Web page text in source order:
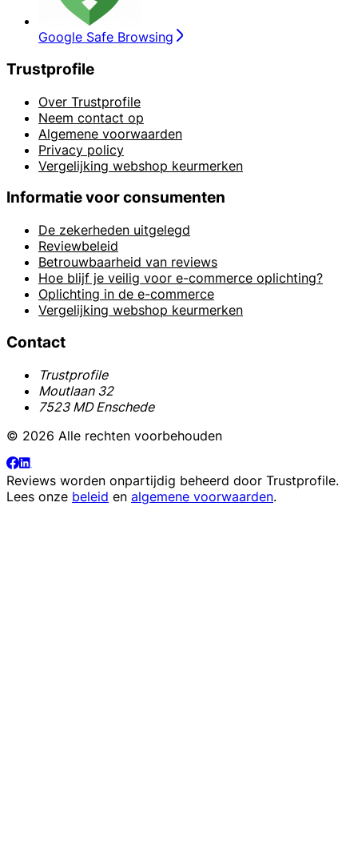
Google Safe Browsing
Trustprofile
Over Trustprofile
Neem contact op
Algemene voorwaarden
Privacy policy
Vergelijking webshop keurmerken
Informatie voor consumenten
De zekerheden uitgelegd
Reviewbeleid
Betrouwbaarheid van reviews
Hoe blijf je veilig voor e-commerce oplichting?
Oplichting in de e-commerce
Vergelijking webshop keurmerken
Contact
Trustprofile
Moutlaan 32
7523 MD Enschede
© 2026 Alle rechten voorbehouden
Reviews worden onpartijdig beheerd door Trustprofile.
Lees onze beleid en algemene voorwaarden.